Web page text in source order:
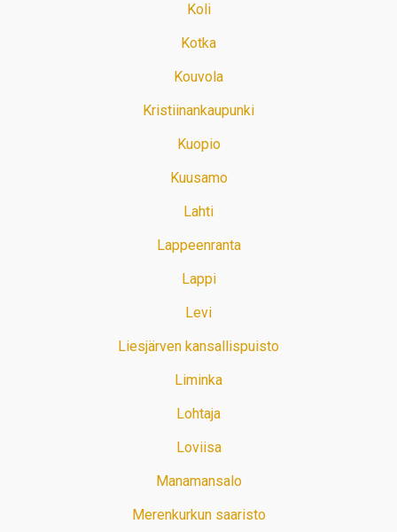
Koli
Kotka
Kouvola
Kristiinankaupunki
Kuopio
Kuusamo
Lahti
Lappeenranta
Lappi
Levi
Liesjärven kansallispuisto
Liminka
Lohtaja
Loviisa
Manamansalo
Merenkurkun saaristo